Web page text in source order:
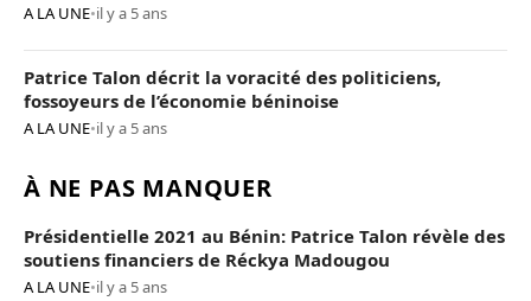
A LA UNE•il y a 5 ans
Patrice Talon décrit la voracité des politiciens,
fossoyeurs de l’économie béninoise
A LA UNE•il y a 5 ans
À NE PAS MANQUER
Présidentielle 2021 au Bénin: Patrice Talon révèle des
soutiens financiers de Réckya Madougou
A LA UNE•il y a 5 ans